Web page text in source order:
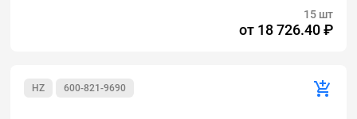
15 шт
от 18 726.40 ₽
HZ 600-821-9690